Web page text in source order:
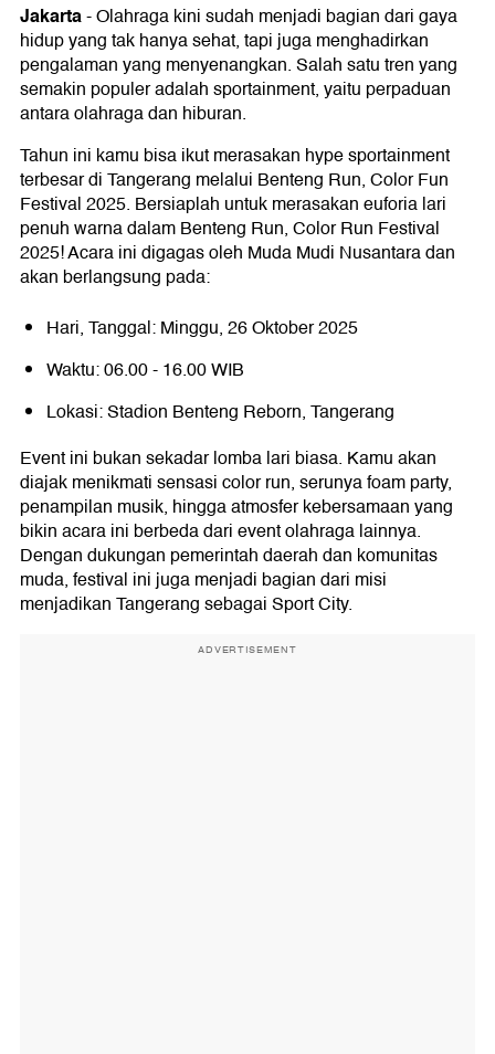
Jakarta-Olahraga kini sudah menjadi bagian dari gaya
hidup yang tak hanya sehat, tapi juga menghadirkan
pengalaman yang menyenangkan. Salah satu tren yang
semakin populer adalah sportainment, yaitu perpaduan
antara olahraga dan hiburan.
Tahun ini kamu bisa ikut merasakan hype sportainment
terbesar di Tangerang melalui Benteng Run, Color Fun
Festival 2025. Bersiaplah untuk merasakan euforia lari
penuh warna dalam Benteng Run, Color Run Festival
2025! Acara ini digagas oleh Muda Mudi Nusantara dan
akan berlangsung pada:
Hari, Tanggal: Minggu, 26 Oktober 2025
Waktu: 06.00 - 16.00 WIB
Lokasi: Stadion Benteng Reborn, Tangerang
Event ini bukan sekadar lomba lari biasa. Kamu akan
diajak menikmati sensasi color run, serunya foam party,
penampilan musik, hingga atmosfer kebersamaan yang
bikin acara ini berbeda dari event olahraga lainnya.
Dengan dukungan pemerintah daerah dan komunitas
muda, festival ini juga menjadi bagian dari misi
menjadikan Tangerang sebagai Sport City.
ADVERTISEMENT